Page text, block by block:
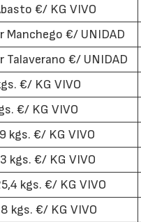
€/ KG VIVO
Manchego €/ UNIDAD
Talaverano €/ UNIDAD
€/ KG VIVO
€/ KG VIVO
kgs. €/ KG VIVO
kgs. €/ KG VIVO
kgs. €/ KG VIVO
kgs. €/ KG VIVO